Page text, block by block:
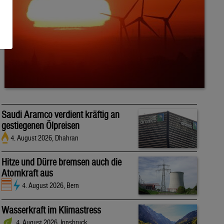
Saudi Aramco verdient kräftig an
gestiegenen Ölpreisen
4. August 2026, Dhahran
Hitze und Dürre bremsen auch die
Atomkraft aus
4. August 2026, Bern
Wasserkraft im Klimastress